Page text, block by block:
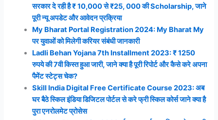
सरकार दे रही है ₹ 10,000 से ₹25, 000 की Scholarship, जाने
पूरी न्यू अपडेट और आवेदन प्रक्रिया
My Bharat Portal Registration 2024: My Bharat My
पर युवाओं को मिलेगी करियर संबंधी जानकारी
Ladli Behan Yojana 7th Installment 2023: ₹ 1250
रुपये की 7वी किस्त हुआ जारी, जाने क्या है पूरी रिपोर्ट और कैसे करे अपना
पैमेंट स्टेट्स चेक?
Skill India Digital Free Certificate Course 2023: अब
घर बैठे स्किल इंडिया डिजिटल पोर्टल से करे फ्री स्किल कोर्स जाने क्या है
पुरा एनरोलमेट प्रोसेस